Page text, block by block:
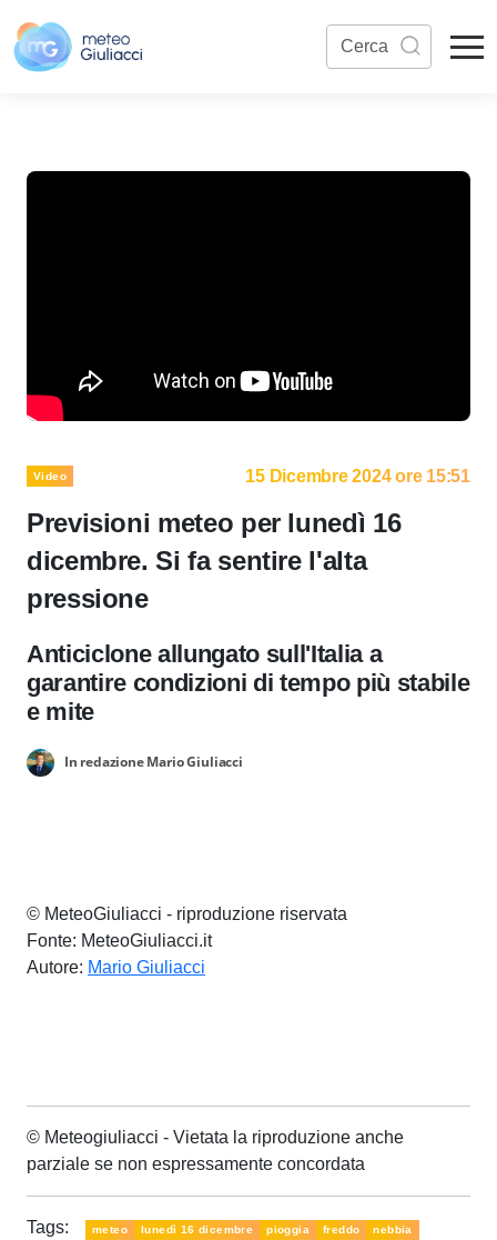
Video 15 Dicembre 2024 ore 15:51
Previsioni meteo per lunedì 16
dicembre. Si fa sentire l'alta
pressione
Anticiclone allungato sull'Italia a
garantire condizioni di tempo più stabile
e mite
In redazione Mario Giuliacci
© MeteoGiuliacci - riproduzione riservata
Fonte: MeteoGiuliacci.it
Autore: Mario Giuliacci
© Meteogiuliacci - Vietata la riproduzione anche
parziale se non espressamente concordata
Tags: meteo lunedì 16 dicembre pioggia freddo nebbia